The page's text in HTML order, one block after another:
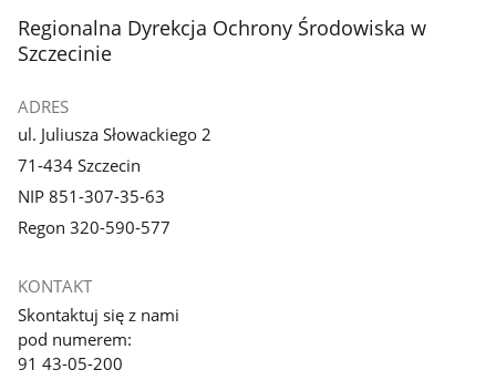
stopka
Regionalna Dyrekcja Ochrony Środowiska w
Szczecinie
ADRES
ul. Juliusza Słowackiego 2
71-434 Szczecin
NIP 851-307-35-63
Regon 320-590-577
KONTAKT
Skontaktuj się z nami
pod numerem:
91 43-05-200